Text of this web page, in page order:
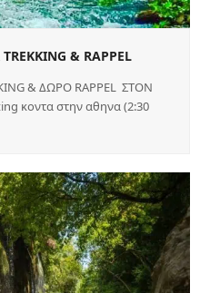
& RAPPEL
& ΔΩΡΟ RAPPEL ΣΤΟΝ
κοντα στην αθηνα (2:30